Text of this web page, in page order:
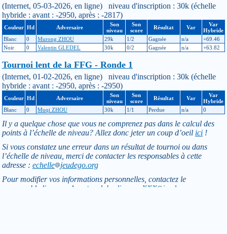
(Internet, 05-03-2026, en ligne) niveau d'inscription : 30k (échelle
hybride : avant : -2950, après : -2817)
Couleur Hd Adversaire
Son
niveau
Son
score
Résultat Var
Var
Hybride
Blanc
0 Murong ZHOU 29k 1/2 Gagnée n/a
+69.46
Noir
0 Valentin GLEDEL 30k 0/2 Gagnée n/a +63.82
Tournoi lent de la FFG - Ronde 1
(Internet, 01-02-2026, en ligne) niveau d'inscription : 30k (échelle
hybride : avant : -2950, après : -2950)
Couleur Hd Adversaire
Son
niveau
Son
score
Résultat Var
Var
Hybride
Blanc
0 Muqi ZHOU 30k 1/1 Perdue n/a 0
Il y a quelque chose que vous ne comprenez pas dans le calcul des
points à l’échelle de niveau? Allez donc jeter un coup d’oeil ici !
Si vous constatez une erreur dans un résultat de tournoi ou dans
l’échelle de niveau, merci de contacter les responsables à cette
adresse : echelle
jeudego.org
Pour modifier vos informations personnelles, contactez le
responsable licences de votre club : licence-XXX
jeudego.org